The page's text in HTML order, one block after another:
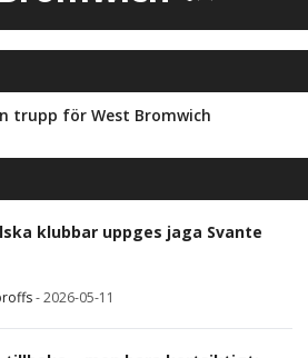
trupp för West Bromwich
klubbar uppges jaga Svante
-2026-05-11